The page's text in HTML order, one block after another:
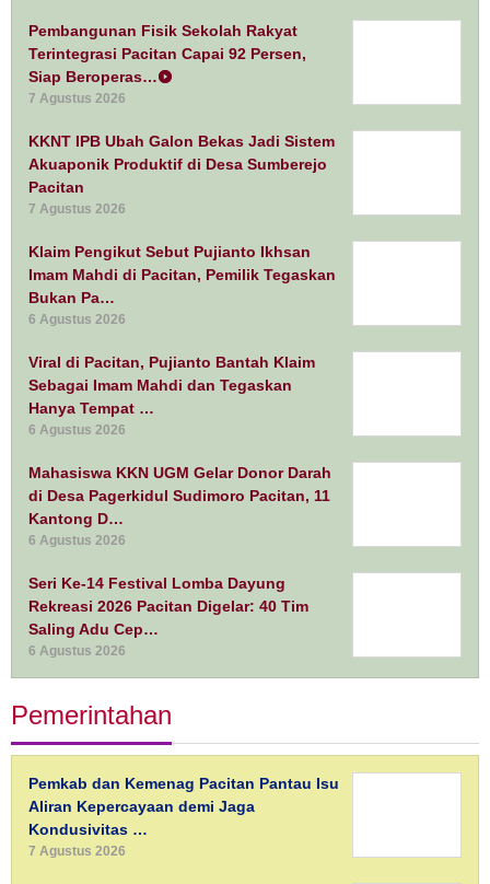
Pembangunan Fisik Sekolah Rakyat
Terintegrasi Pacitan Capai 92 Persen,
Siap Beroperas…
7 Agustus 2026
KKNT IPB Ubah Galon Bekas Jadi Sistem
Akuaponik Produktif di Desa Sumberejo
Pacitan
7 Agustus 2026
Klaim Pengikut Sebut Pujianto Ikhsan
Imam Mahdi di Pacitan, Pemilik Tegaskan
Bukan Pa…
6 Agustus 2026
Viral di Pacitan, Pujianto Bantah Klaim
Sebagai Imam Mahdi dan Tegaskan
Hanya Tempat …
6 Agustus 2026
Mahasiswa KKN UGM Gelar Donor Darah
di Desa Pagerkidul Sudimoro Pacitan, 11
Kantong D…
6 Agustus 2026
Seri Ke-14 Festival Lomba Dayung
Rekreasi 2026 Pacitan Digelar: 40 Tim
Saling Adu Cep…
6 Agustus 2026
Pemerintahan
Pemkab dan Kemenag Pacitan Pantau Isu
Aliran Kepercayaan demi Jaga
Kondusivitas …
7 Agustus 2026